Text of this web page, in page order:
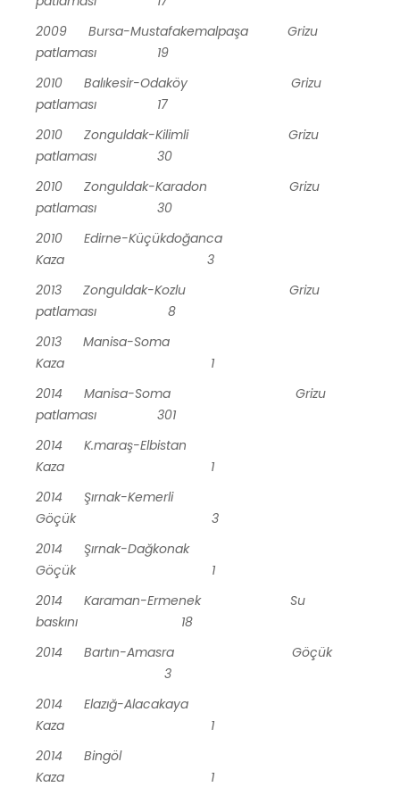
2009 Bursa-Mustafakemalpaşa Grizu
patlaması 19
2010 Balıkesir-Odaköy Grizu
patlaması 17
2010 Zonguldak-Kilimli Grizu
patlaması 30
2010 Zonguldak-Karadon Grizu
patlaması 30
2010 Edirne-Küçükdoğanca
Kaza 3
2013 Zonguldak-Kozlu Grizu
patlaması 8
2013 Manisa-Soma
Kaza 1
2014 Manisa-Soma Grizu
patlaması 301
2014 K.maraş-Elbistan
Kaza 1
2014 Şırnak-Kemerli
Göçük 3
2014 Şırnak-Dağkonak
Göçük 1
2014 Karaman-Ermenek Su
baskını 18
2014 Bartın-Amasra Göçük
3
2014 Elazığ-Alacakaya
Kaza 1
2014 Bingöl
Kaza 1